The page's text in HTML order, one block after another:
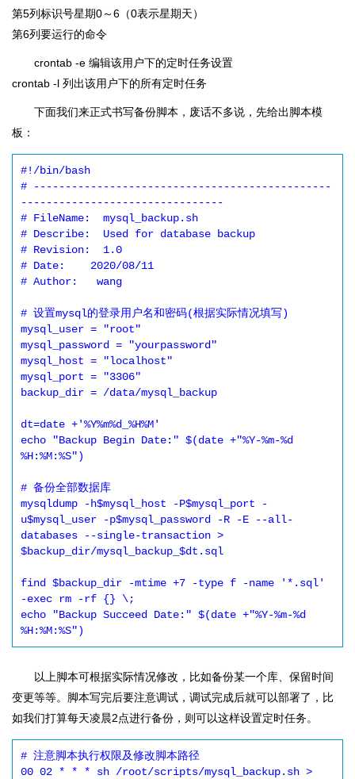
第5列标识号星期0～6（0表示星期天）
第6列要运行的命令
crontab -e 编辑该用户下的定时任务设置
crontab -l 列出该用户下的所有定时任务
下面我们来正式书写备份脚本，废话不多说，先给出脚本模
板：
#!/bin/bash
# -----------------------------------------------
--------------------------------
# FileName:  mysql_backup.sh
# Describe:  Used for database backup
# Revision:  1.0
# Date:    2020/08/11
# Author:   wang
# 设置mysql的登录用户名和密码(根据实际情况填写)
mysql_user = "root"
mysql_password = "yourpassword"
mysql_host = "localhost"
mysql_port = "3306"
backup_dir = /data/mysql_backup
dt=date +'%Y%m%d_%H%M'
echo "Backup Begin Date:" $(date +"%Y-%m-%d
%H:%M:%S")
# 备份全部数据库
mysqldump -h$mysql_host -P$mysql_port -
u$mysql_user -p$mysql_password -R -E --all-
databases --single-transaction >
$backup_dir/mysql_backup_$dt.sql
find $backup_dir -mtime +7 -type f -name '*.sql'
-exec rm -rf {} \;
echo "Backup Succeed Date:" $(date +"%Y-%m-%d
%H:%M:%S")
以上脚本可根据实际情况修改，比如备份某一个库、保留时间
变更等等。脚本写完后要注意调试，调试完成后就可以部署了，比
如我们打算每天凌晨2点进行备份，则可以这样设置定时任务。
# 注意脚本执行权限及修改脚本路径
00 02 * * * sh /root/scripts/mysql_backup.sh >